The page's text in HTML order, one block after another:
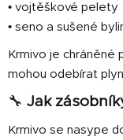
• vojtěškové pelety
• seno a sušené
Krmivo je chráněné
mohou odebírat
🔧 Jak
Krmivo se nasype